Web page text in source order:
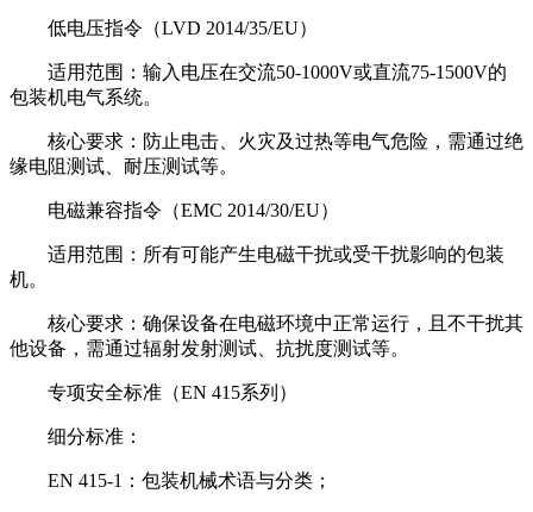
低电压指令（LVD 2014/35/EU）
适用范围：输入电压在交流50-1000V或直流75-1500V的
包装机电气系统。
核心要求：防止电击、火灾及过热等电气危险，需通过绝
缘电阻测试、耐压测试等。
电磁兼容指令（EMC 2014/30/EU）
适用范围：所有可能产生电磁干扰或受干扰影响的包装
机。
核心要求：确保设备在电磁环境中正常运行，且不干扰其
他设备，需通过辐射发射测试、抗扰度测试等。
专项安全标准（EN 415系列）
细分标准：
EN 415-1：包装机械术语与分类；